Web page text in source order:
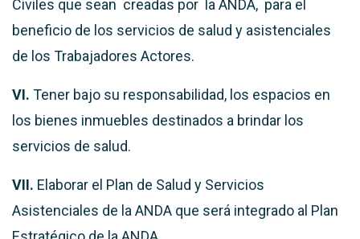
Civiles que sean creadas por la ANDA, para el
beneficio de los servicios de salud y asistenciales
de los Trabajadores Actores.
VI. Tener bajo su responsabilidad, los espacios en
los bienes inmuebles destinados a brindar los
servicios de salud.
VII. Elaborar el Plan de Salud y Servicios
Asistenciales de la ANDA que será integrado al Plan